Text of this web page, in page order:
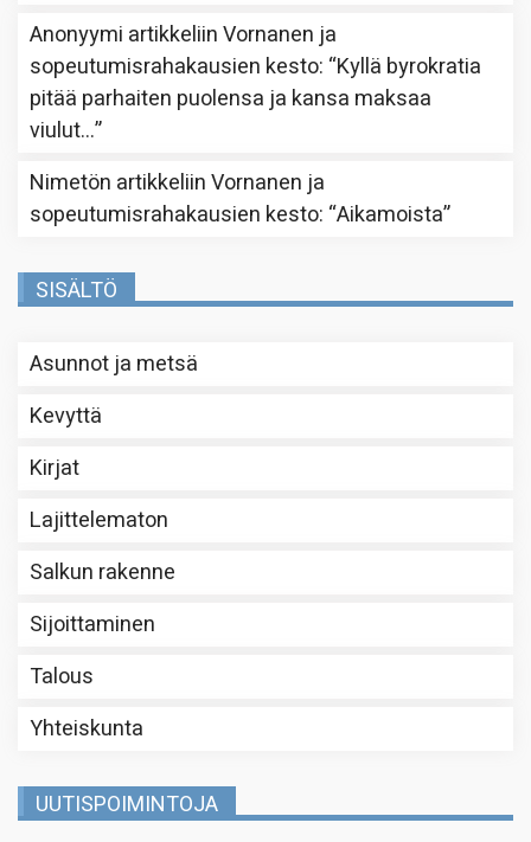
Anonyymi artikkeliinVornanen ja
sopeutumisrahakausien kesto: “Kyllä byrokratia
pitää parhaiten puolensa ja kansa maksaa
viulut…”
Nimetön artikkeliinVornanen ja
sopeutumisrahakausien kesto: “Aikamoista”
SISÄLTÖ
Asunnot ja metsä
Kevyttä
Kirjat
Lajittelematon
Salkun rakenne
Sijoittaminen
Talous
Yhteiskunta
UUTISPOIMINTOJA